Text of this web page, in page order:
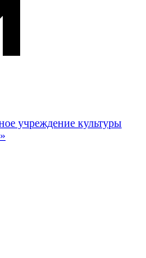
учреждение культуры